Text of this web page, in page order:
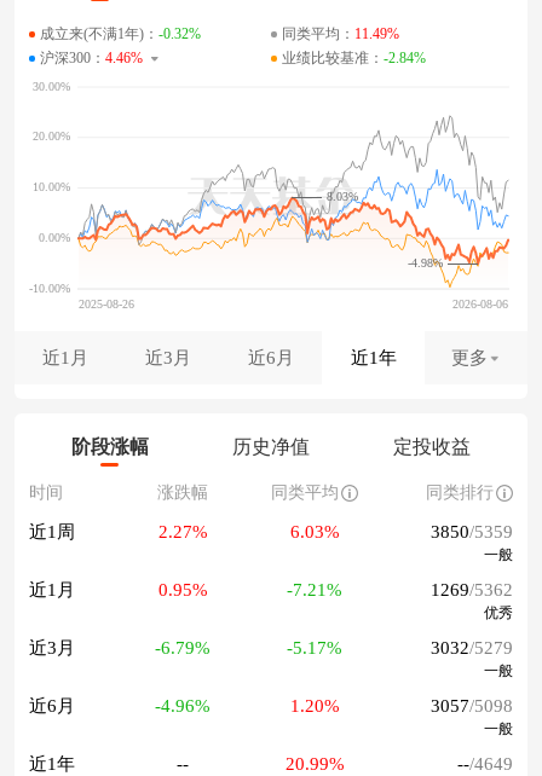
成立来(不满1年)： -0.32% 同类平均： 11.49%
沪深300： 4.46% 业绩比较基准： -2.84%
-4.98%
8.03%
近1月 近3月 近6月 近1年 更多
阶段涨幅 历史净值 定投收益
时间 涨跌幅 同类平均 同类排行
近1周 2.27% 6.03% 3850/5359
一般
近1月 0.95% -7.21% 1269/5362
优秀
近3月 -6.79% -5.17% 3032/5279
一般
近6月 -4.96% 1.20% 3057/5098
一般
近1年 -- 20.99% --/4649